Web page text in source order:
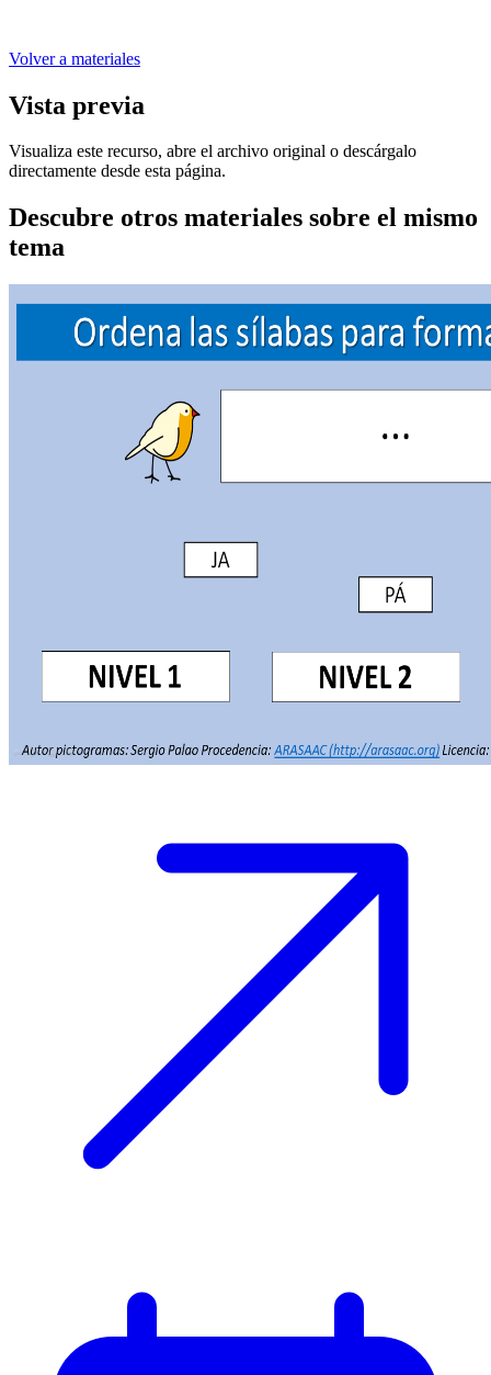
Volver a materiales
Vista previa
Visualiza este recurso, abre el archivo original o descárgalo
directamente desde esta página.
Descubre otros materiales sobre el mismo
tema